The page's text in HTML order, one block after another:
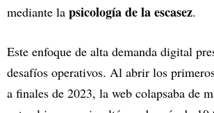
mediante la psicología de la escasez.
Este enfoque de alta demanda digital
desafíos operativos. Al abrir los
a finales de 2023, la web colapsaba de